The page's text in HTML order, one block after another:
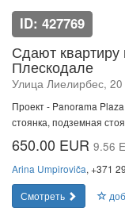
ID: 427769
Сдают
Плескодале
Улица Лиелирбес,
Проект - Panorama
стоянка, подземная
650.00 EUR 9.56
Arina Umpiroviča, +371
Смотреть